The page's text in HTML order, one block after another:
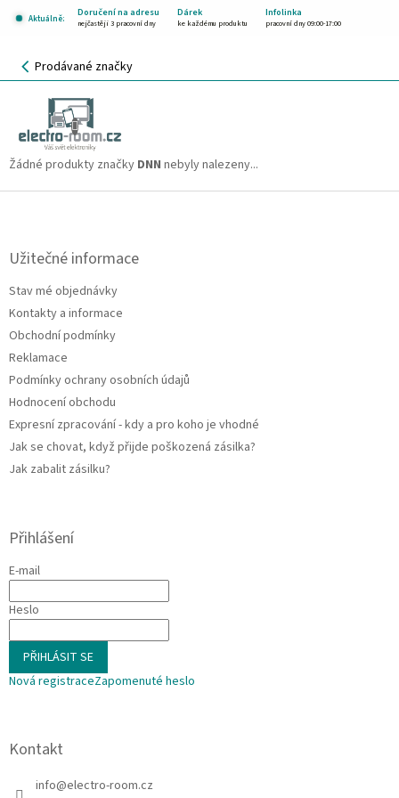
Aktuálně:
Doručení na adresu Dárek Infolinka
nejčastěji 3 pracovní dny ke každému produktu pracovní dny 09:00-17:00
NÁKUPNÍ
KOŠÍK
Prodávané značky
DNN
Žádné produkty značky DNN nebyly nalezeny...
Z
Užitečné informace
Stav mé objednávky
Kontakty a informace
Obchodní podmínky
Reklamace
Podmínky ochrany osobních údajů
Hodnocení obchodu
Expresní zpracování - kdy a pro koho je vhodné
Jak se chovat, když přijde poškozená zásilka?
Jak zabalit zásilku?
Přihlášení
E-mail
Heslo
PŘIHLÁSIT SE
Nová registraceZapomenuté heslo
Kontakt
info@electro-room.cz